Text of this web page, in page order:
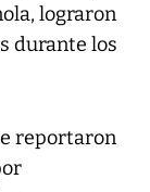
lograron
durante los
reportaron